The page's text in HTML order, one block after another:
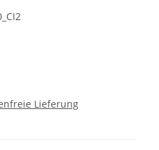
Lieferung